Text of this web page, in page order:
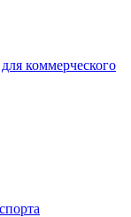
коммерческого